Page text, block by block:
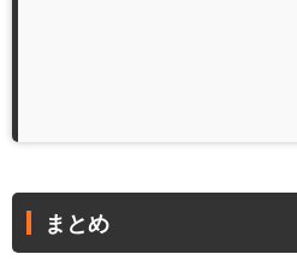
まとめ